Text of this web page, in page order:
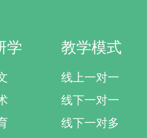
学 教学模式
线上一对一
线下一对一
线下一对多